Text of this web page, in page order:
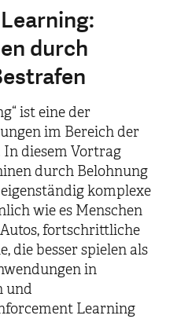
durch
ist eine der
im Bereich der
diesem Vortrag
durch Belohnung
komplexe
wie es Menschen
fortschrittliche
die besser spielen als
in
und
Learning